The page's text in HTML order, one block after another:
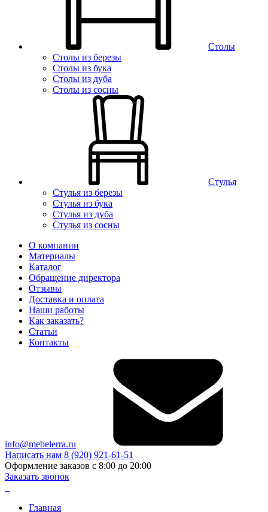
Столы
Столы из березы
Столы из бука
Столы из дуба
Столы из сосны
Стулья
Стулья из березы
Стулья из бука
Стулья из дуба
Стулья из сосны
О компании
Материалы
Каталог
Обращение директора
Отзывы
Доставка и оплата
Наши работы
Как заказать?
Статьи
Контакты
info@mebelerra.ru
Написать нам 8 (920) 921-61-51
Оформление заказов с 8:00 до 20:00
Заказать звонок
Главная